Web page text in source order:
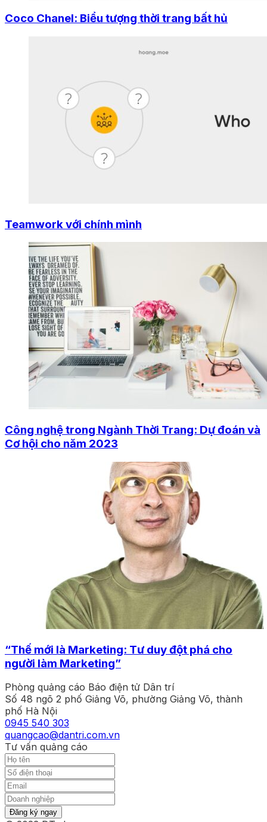
Coco Chanel: Biểu tượng thời trang bất hủ
Teamwork với chính mình
Công nghệ trong Ngành Thời Trang: Dự đoán và
Cơ hội cho năm 2023
“Thế mới là Marketing: Tư duy đột phá cho
người làm Marketing”
Phòng quảng cáo Báo điện tử Dân trí
Số 48 ngõ 2 phố Giảng Võ, phường Giảng Võ, thành
phố Hà Nội
0945 540 303
quangcao@dantri.com.vn
Tư vấn quảng cáo
Đăng ký ngay